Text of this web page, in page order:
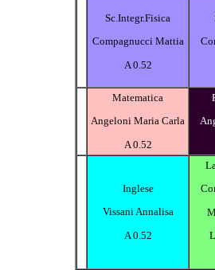
Sc.Integr.Fisica
Compagnucci Mattia
A 0.52
Matematica
Angeloni Maria Carla
A 0.52
Inglese
Vissani Annalisa
A 0.52